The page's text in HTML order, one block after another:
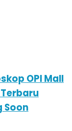
OPI Mall
Soon